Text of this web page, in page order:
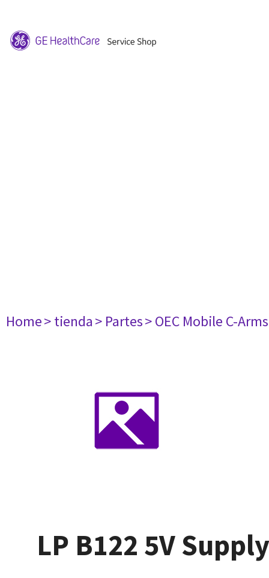
Home> tienda> Partes> OEC Mobile C-Arms
LP B122 5V